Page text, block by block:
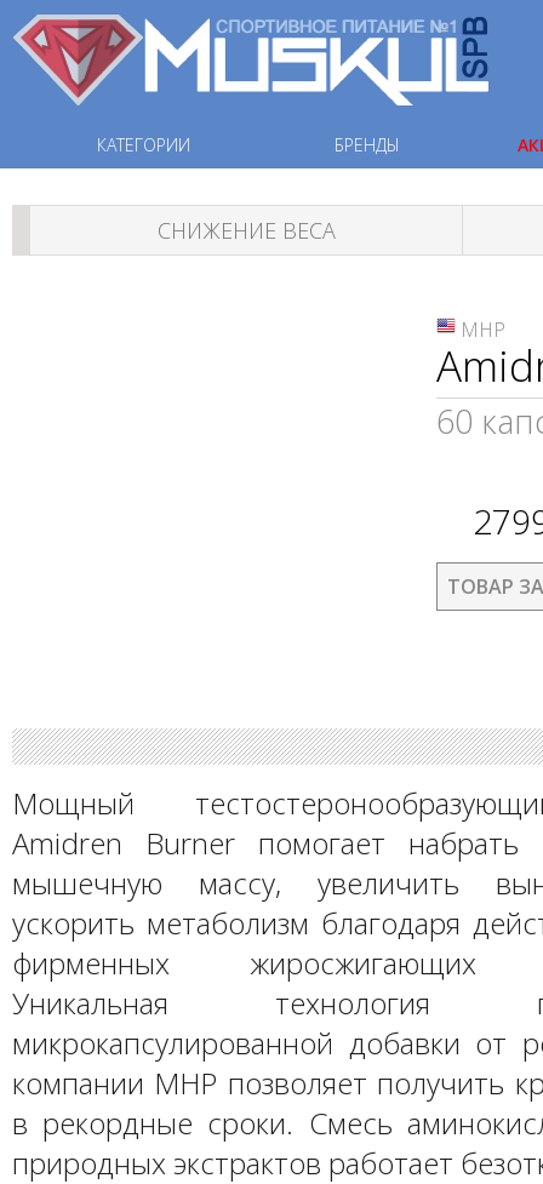
КАТЕГОРИИ БРЕНДЫ
СНИЖЕНИЕ ВЕСА
MHP
60
ТОВАР
Мощный
Amidren Burner помогает набрать
мышечную массу, увеличить
ускорить метаболизм благодаря
фирменных жиросжигающих
Уникальная технология
микрокапсулированной добавки от
компании MHP позволяет получить
в рекордные сроки. Смесь
природных экстрактов работает